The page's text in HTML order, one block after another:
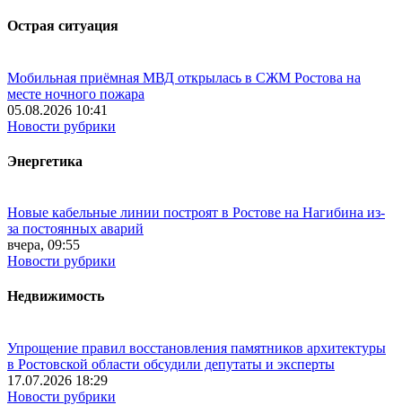
Острая ситуация
Мобильная приёмная МВД открылась в СЖМ Ростова на
месте ночного пожара
05.08.2026 10:41
Новости рубрики
Энергетика
Новые кабельные линии построят в Ростове на Нагибина из-
за постоянных аварий
вчера, 09:55
Новости рубрики
Недвижимость
Упрощение правил восстановления памятников архитектуры
в Ростовской области обсудили депутаты и эксперты
17.07.2026 18:29
Новости рубрики